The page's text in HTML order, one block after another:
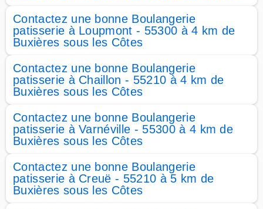
Contactez une bonne Boulangerie
patisserie à Loupmont - 55300 à 4 km de
Buxières sous les Côtes
Contactez une bonne Boulangerie
patisserie à Chaillon - 55210 à 4 km de
Buxières sous les Côtes
Contactez une bonne Boulangerie
patisserie à Varnéville - 55300 à 4 km de
Buxières sous les Côtes
Contactez une bonne Boulangerie
patisserie à Creuë - 55210 à 5 km de
Buxières sous les Côtes